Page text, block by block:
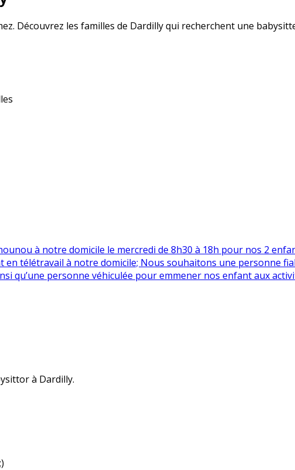
Découvrez les familles de Dardilly qui recherchent une
à notre domicile le mercredi de 8h30 à 18h pour nos 2
en télétravail à notre domicile; Nous souhaitons une personne
qu’une personne véhiculée pour emmener nos enfant aux
à Dardilly.